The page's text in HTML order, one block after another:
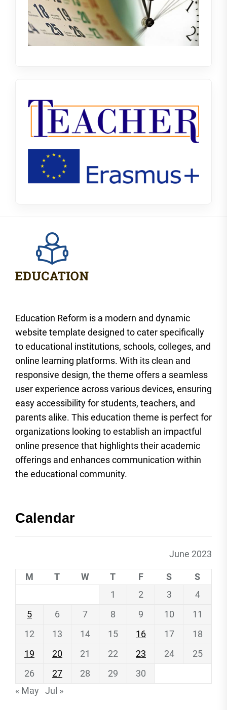
Education Reform is a modern and dynamic
website template designed to cater specifically
to educational institutions, schools, colleges, and
online learning platforms. With its clean and
responsive design, the theme offers a seamless
user experience across various devices, ensuring
easy accessibility for students, teachers, and
parents alike. This education theme is perfect for
organizations looking to establish an impactful
online presence that highlights their academic
offerings and enhances communication within
the educational community.
Calendar
June 2023
M T W T F S
S
1
2 3
4
5
6 7 8 9 10
11
12
13 14 15 16 17
18
19
20 21 22 23 24
25
26
27 28 29
30
« May
Jul »